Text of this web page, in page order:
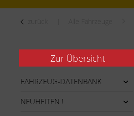
FAHRZEUG-DATENBANK
NEUHEITEN !
Zur Übersicht